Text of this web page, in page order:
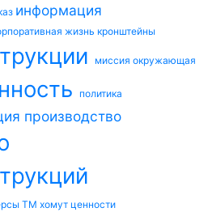
информация
жизнь кронштейны
миссия окружающая
политика
производство
ТМ хомут ценности